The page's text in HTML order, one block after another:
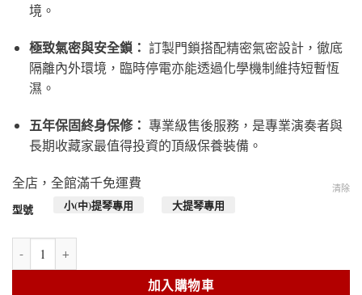
境。
極致氣密與安全鎖： 訂製門鎖搭配精密氣密設計，徹底
隔離內外環境，臨時停電亦能透過化學機制維持短暫恆
濕。
五年保固終身保修： 專業級售後服務，是專業演奏者與
長期收藏家最值得投資的頂級保養裝備。
全店，全館滿千免運費
型號 小(中)提琴專用 大提琴專用
清除
美陽®提琴專用防朝櫃（漢唐科技樂器恆濕櫃） 數量
加入購物車